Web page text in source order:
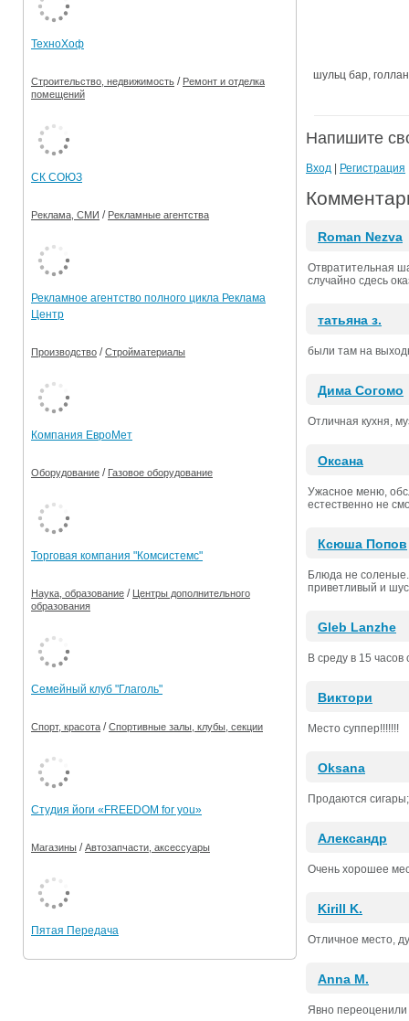
шульц бар,
Напишите
Вход Регистрация
Roman Nezva
Отвратительная
случайно сдесь
татьяна з.
были там на
Дима Согомо
Отличная кухня,
Оксана
Ужасное меню,
естественно не
Ксюша Попов
Блюда не
приветливый и
Gleb Lanzhe
В среду в 15
Виктори
Место суппер!!!!!!!
Oksana
Продаются
Александр
Очень хорошее
Kirill K.
Отличное место,
Anna M.
Явно переоценили
ТехноХоф
Строительство, недвижимость / Ремонт и отделка
помещений
СК СОЮЗ
Реклама, СМИ / Рекламные агентства
Рекламное агентство полного цикла Реклама
Центр
Производство /Стройматериалы
Компания ЕвроМет
Оборудование / Газовое оборудование
Торговая компания "Комсистемс"
Наука, образование / Центры дополнительного
образования
Семейный клуб "Глаголь"
Спорт, красота /Спортивные залы, клубы, секции
Студия йоги «FREEDOM for you»
Магазины /Автозапчасти, аксессуары
Пятая Передача